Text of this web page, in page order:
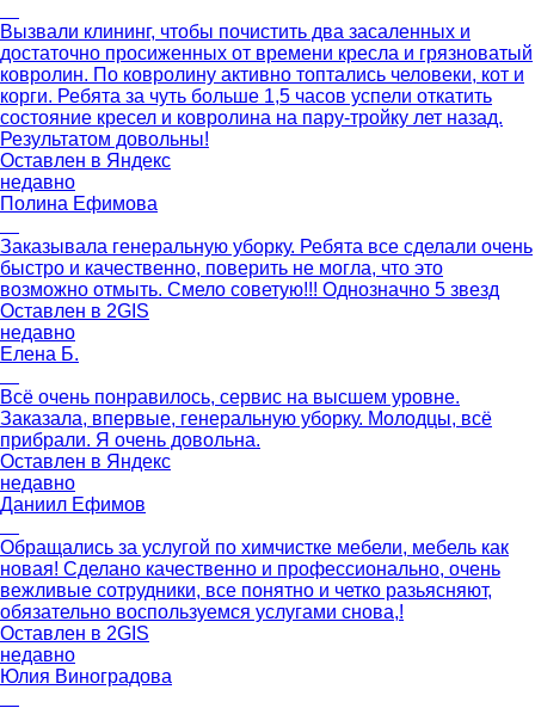
Вызвали клининг, чтобы почистить два засаленных и
достаточно просиженных от времени кресла и грязноватый
ковролин. По ковролину активно топтались человеки, кот и
корги. Ребята за чуть больше 1,5 часов успели откатить
состояние кресел и ковролина на пару-тройку лет назад.
Результатом довольны!
Оставлен в Яндекс
недавно
Полина Ефимова
Заказывала генеральную уборку. Ребята все сделали очень
быстро и качественно, поверить не могла, что это
возможно отмыть. Смело советую!!! Однозначно 5 звезд
Оставлен в 2GIS
недавно
Елена Б.
Всё очень понравилось, сервис на высшем уровне.
Заказала, впервые, генеральную уборку. Молодцы, всё
прибрали. Я очень довольна.
Оставлен в Яндекс
недавно
Даниил Ефимов
Обращались за услугой по химчистке мебели, мебель как
новая! Сделано качественно и профессионально, очень
вежливые сотрудники, все понятно и четко разьясняют,
обязательно воспользуемся услугами снова,!
Оставлен в 2GIS
недавно
Юлия Виноградова